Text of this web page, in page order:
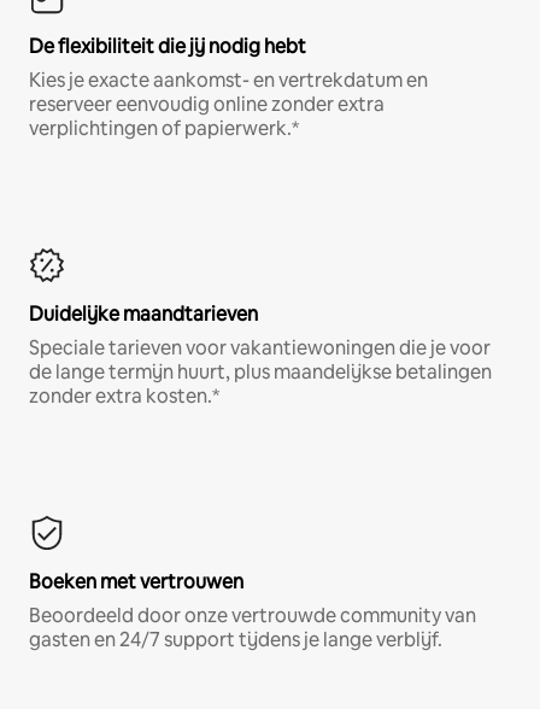
De flexibiliteit die jij nodig hebt
Kies je exacte aankomst- en vertrekdatum en
reserveer eenvoudig online zonder extra
verplichtingen of papierwerk.*
Duidelijke maandtarieven
Speciale tarieven voor vakantiewoningen die je voor
de lange termijn huurt, plus maandelijkse betalingen
zonder extra kosten.*
Boeken met vertrouwen
Beoordeeld door onze vertrouwde community van
gasten en 24/7 support tijdens je lange verblijf.